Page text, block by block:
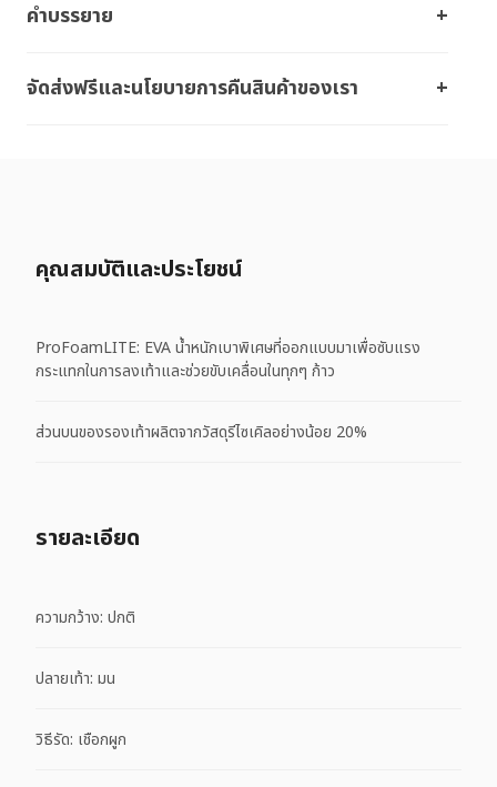
คำบรรยาย
จัดส่งฟรีและนโยบายการคืนสินค้าของเรา
คุณสมบัติและประโยชน์
ProFoamLITE: EVA น้ำหนักเบาพิเศษที่ออกแบบมาเพื่อซับแรง
กระแทกในการลงเท้าและช่วยขับเคลื่อนในทุกๆ ก้าว
ส่วนบนของรองเท้าผลิตจากวัสดุรีไซเคิลอย่างน้อย 20%
รายละเอียด
ความกว้าง: ปกติ
ปลายเท้า: มน
วิธีรัด: เชือกผูก